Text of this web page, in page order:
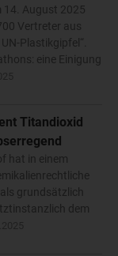
14. August 2025
Vertreter aus
Plastikgipfel“.
eine Einigung
Titandioxid
hat in einem
grundsätzlich
dem